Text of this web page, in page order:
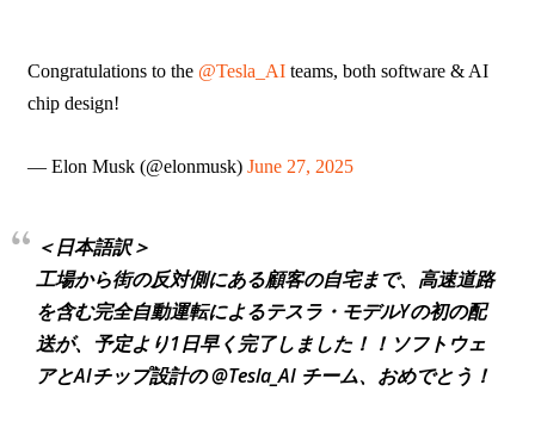
Congratulations to the @Tesla_AIteams, both software & AI
chip design!
— Elon Musk (@elonmusk) June 27, 2025
＜日本語訳＞
工場から街の反対側にある顧客の自宅まで、高速道路
を含む完全自動運転によるテスラ・モデルYの初の配
送が、予定より1日早く完了しました！！ソフトウェ
アとAIチップ設計の @Tesla_AI チーム、おめでとう！